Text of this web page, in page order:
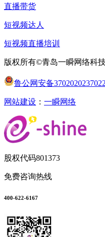
直播带货
短视频达人
短视频直播培训
版权所有©青岛一瞬网络科
鲁公网安备
网站建设 ： 一瞬网络
股权代码801373
免费咨询热线
400-622-6167